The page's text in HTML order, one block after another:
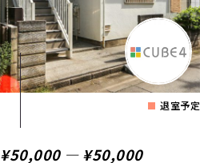
退室予定
¥50,000 ― ¥50,000